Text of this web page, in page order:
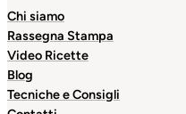
Chi siamo
Rassegna Stampa
Video Ricette
Blog
Tecniche e Consigli